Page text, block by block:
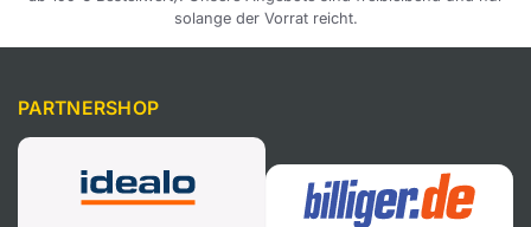
solange der Vorrat reicht.
PARTNERSHOP